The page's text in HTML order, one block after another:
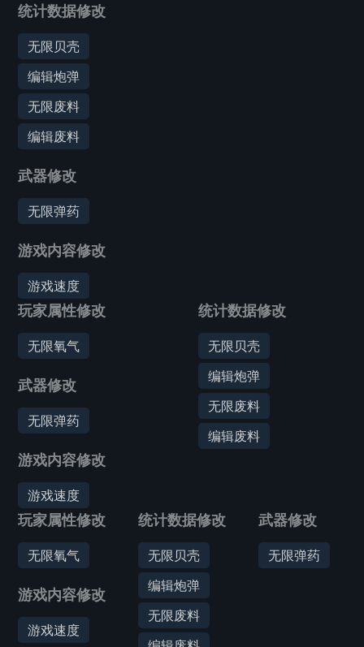
统计数据修改
无限贝壳
编辑炮弹
无限废料
编辑废料
武器修改
无限弹药
游戏内容修改
游戏速度
玩家属性修改
无限氧气
武器修改
无限弹药
游戏内容修改
游戏速度
统计数据修改
无限贝壳
编辑炮弹
无限废料
编辑废料
玩家属性修改
无限氧气
游戏内容修改
游戏速度
统计数据修改
无限贝壳
编辑炮弹
无限废料
武器修改
无限弹药